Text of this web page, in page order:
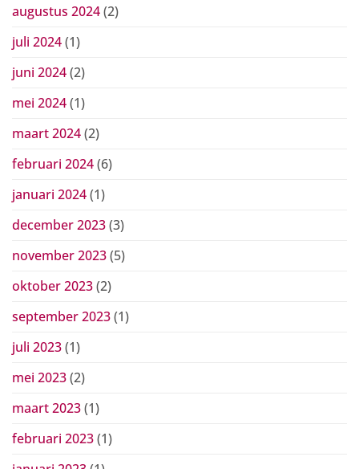
augustus 2024(2)
juli 2024(1)
juni 2024(2)
mei 2024(1)
maart 2024(2)
februari 2024(6)
januari 2024(1)
december 2023(3)
november 2023(5)
oktober 2023(2)
september 2023(1)
juli 2023(1)
mei 2023(2)
maart 2023(1)
februari 2023(1)